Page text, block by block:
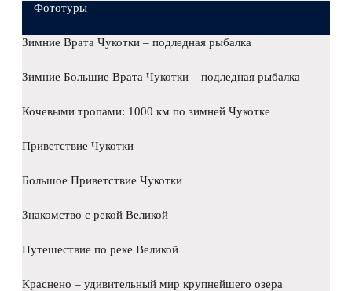
Фототуры
Зимние Врата Чукотки – подледная рыбалка
Зимние Большие Врата Чукотки – подледная рыбалка
Кочевыми тропами: 1000 км по зимней Чукотке
Приветствие Чукотки
Большое Приветствие Чукотки
Знакомство с рекой Великой
Путешествие по реке Великой
Краснено – удивительный мир крупнейшего озера